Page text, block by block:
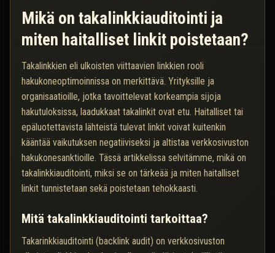
Mikä on takalinkkiauditointi ja
miten haitalliset linkit poistetaan?
Takalinkkien eli ulkoisten viittaavien linkkien rooli
hakukoneoptimoinnissa on merkittävä. Yrityksille ja
organisaatioille, jotka tavoit­televat korkeampia sijoja
hakutuloksissa, laadukkaat takalinkit ovat etu. Haitalliset tai
epäluotettavista lähteistä tulevat linkit voivat kuitenkin
kääntää vaikutuksen negatiiviseksi ja altistaa verkkosivuston
hakukonesanktioille. Tässä artikkelissa selvitämme, mikä on
takalinkkiauditointi, miksi se on tärkeää ja miten haitalliset
linkit tunnistetaan sekä poistetaan tehokkaasti.
Mitä takalinkkiauditointi tarkoittaa?
Takarinkkiauditointi (backlink audit) on verkkosivuston